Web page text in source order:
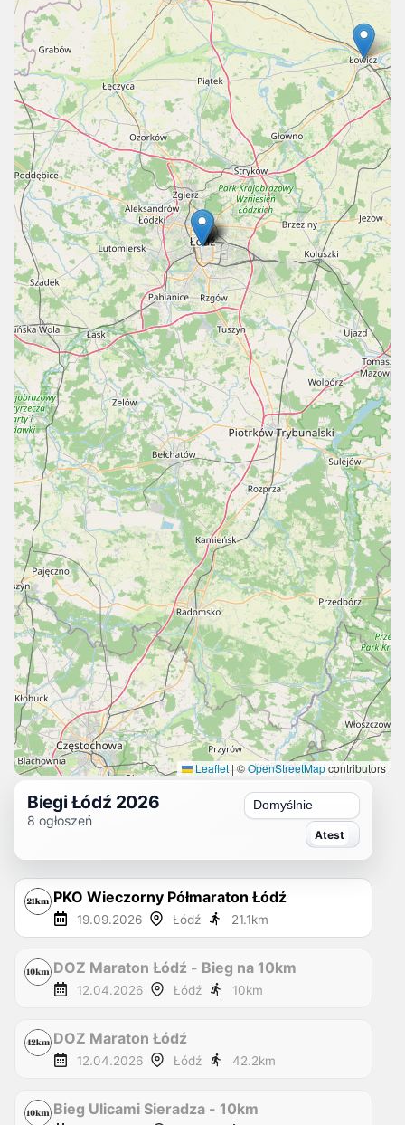
Biegi Łódź 2026
8 ogłoszeń Sortuj
PKO Wieczorny Półmaraton Łódź
19.09.2026 Łódź 21.1km
DOZ Maraton Łódź - Bieg na 10km
12.04.2026 Łódź 10km
DOZ Maraton Łódź
12.04.2026 Łódź 42.2km
Bieg Ulicami Sieradza - 10km
Leaflet| ©OpenStreetMapcontributors